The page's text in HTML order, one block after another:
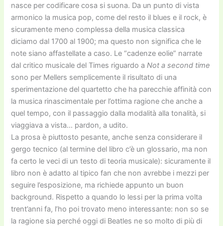
nasce per codificare cosa si suona. Da un punto di vista
armonico la musica pop, come del resto il blues e il rock, è
sicuramente meno complessa della musica classica
diciamo dal 1700 al 1900; ma questo non significa che le
note siano affastellate a caso. Le “cadenze eolie” narrate
dal critico musicale del Times riguardo aNot a second time
sono per Mellers semplicemente il risultato di una
sperimentazione del quartetto che ha parecchie affinità con
la musica rinascimentale per l’ottima ragione che anche a
quel tempo, con il passaggio dalla modalità alla tonalità, si
viaggiava a vista… pardon, a udito.
La prosa è piuttosto pesante, anche senza considerare il
gergo tecnico (al termine del libro c’è un glossario, ma non
fa certo le veci di un testo di teoria musicale): sicuramente il
libro non è adatto al tipico fan che non avrebbe i mezzi per
seguire l’esposizione, ma richiede appunto un buon
background. Rispetto a quando lo lessi per la prima volta
trent’anni fa, l’ho poi trovato meno interessante: non so se
la ragione sia perché oggi di Beatles ne so molto di più di